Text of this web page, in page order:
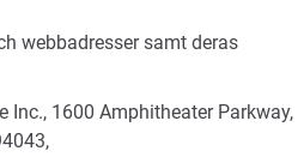
webbadresser samt deras
Inc., 1600 Amphitheater Parkway,